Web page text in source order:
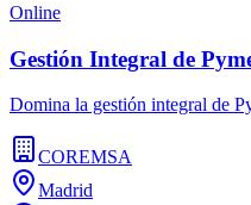
Online
Gestión Integral de
Domina la gestión integral de
COREMSA
Madrid